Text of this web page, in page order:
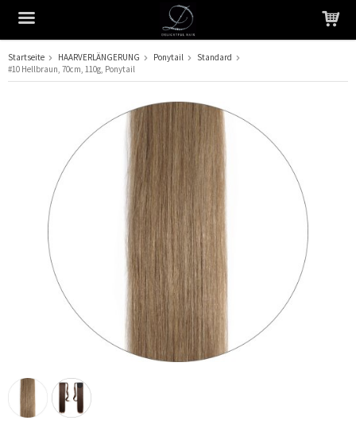
Das Produkt wurde in Ihren Warenkorb gelegt
Startseite HAARVERLÄNGERUNG Ponytail
Standard
#10 Hellbraun, 70cm, 110g, Ponytail